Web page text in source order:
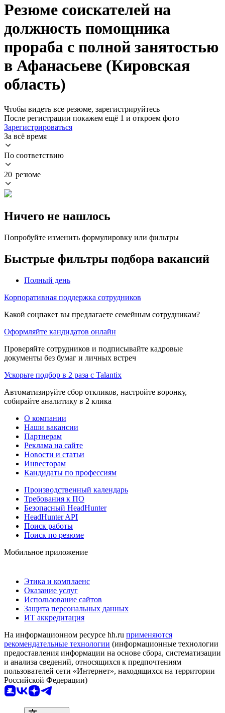
Резюме соискателей на
должность помощника
прораба с полной занятостью
в Афанасьеве (Кировская
область)
Чтобы видеть все резюме, зарегистрируйтесь
После регистрации покажем ещё 1 и откроем фото
Зарегистрироваться
За всё время
По соответствию
20 резюме
Ничего не нашлось
Попробуйте изменить формулировку или фильтры
Быстрые фильтры подбора вакансий
Полный день
Корпоративная поддержка сотрудников
Какой соцпакет вы предлагаете семейным сотрудникам?
Оформляйте кандидатов онлайн
Проверяйте сотрудников и подписывайте кадровые
документы без бумаг и личных встреч
Ускорьте подбор в 2 раза с Talantix
Автоматизируйте сбор откликов, настройте воронку,
собирайте аналитику в 2 клика
О компании
Наши вакансии
Партнерам
Реклама на сайте
Новости и статьи
Инвесторам
Кандидаты по профессиям
Производственный календарь
Требования к ПО
Безопасный HeadHunter
HeadHunter API
Поиск работы
Поиск по резюме
Мобильное приложение
Этика и комплаенс
Оказание услуг
Использование сайтов
Защита персональных данных
ИТ аккредитация
На информационном ресурсе hh.ru применяются
рекомендательные технологии (информационные технологии
предоставления информации на основе сбора, систематизации
и анализа сведений, относящихся к предпочтениям
пользователей сети «Интернет», находящихся на территории
Российской Федерации)